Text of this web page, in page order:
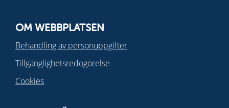
OM WEBBPLATSEN
Behandling av personuppgifter
Tillgänglighetsredogörelse
Cookies